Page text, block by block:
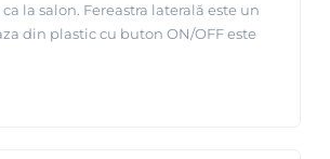
la salon. Fereastra laterală este un
din plastic cu buton ON/OFF este